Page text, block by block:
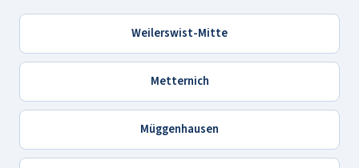
Weilerswist-Mitte
Metternich
Müggenhausen